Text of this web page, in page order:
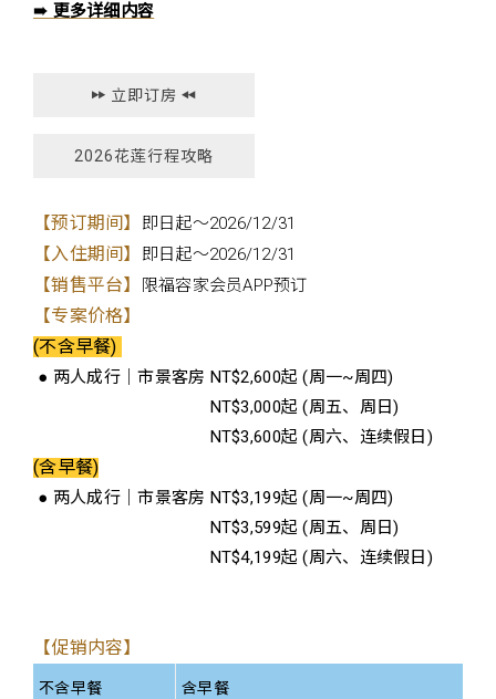
➠ 更多详细内容
立即订房
2026花莲行程攻略
【预订期间】 即日起～2026/12/31
【入住期间】 即日起～2026/12/31
【销售平台】 限福容家会员APP预订
【专案价格】
(不含早餐)
● 两人成行｜市景客房 NT$2,600起 (周一~周四)
NT$3,000起 (周五、周日)
NT$3,600起 (周六、连续假日)
(含早餐)
● 两人成行｜市景客房 NT$3,199起 (周一~周四)
NT$3,599起 (周五、周日)
NT$4,199起 (周六、连续假日)
【促销内容】
不含早餐 含早餐